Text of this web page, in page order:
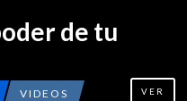
de tu
VIDEOS VER